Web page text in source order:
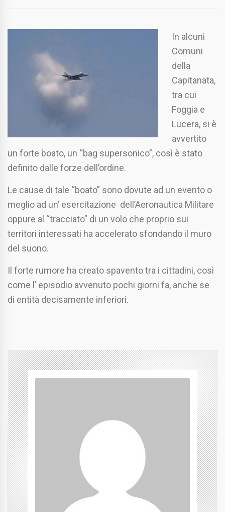
In alcuni
Comuni
della
Capitanata,
tra cui
Foggia e
Lucera, si è
avvertito
un forte boato, un “bag supersonico”, così è stato
definito dalle forze dell’ordine.
Le cause di tale “boato” sono dovute ad un evento o
meglio ad un’ esercitazione dell’Aeronautica Militare
oppure al “tracciato” di un volo che proprio sui
territori interessati ha accelerato sfondando il muro
del suono.
Il forte rumore ha creato spavento tra i cittadini, così
come l’ episodio avvenuto pochi giorni fa, anche se
di entità decisamente inferiori.